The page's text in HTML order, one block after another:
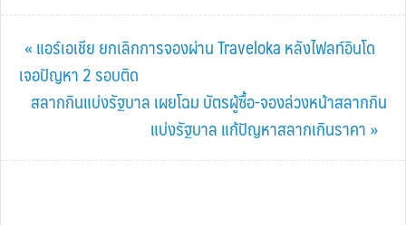
Previous
Post:
« แอร์เอเชีย ยกเลิกการจองผ่าน Traveloka หลังไฟลท์อินโด
เจอปัญหา 2 รอบติด
Next
สลากกินแบ่งรัฐบาล เผยโฉม บัตรผู้ซื้อ-จองล่วงหน้าสลากกิน
แบ่งรัฐบาล แก้ปัญหาสลากเกินราคา »